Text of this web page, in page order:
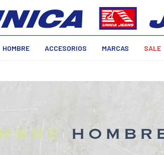
HOMBRE ACCESORIOS MARCAS SALE